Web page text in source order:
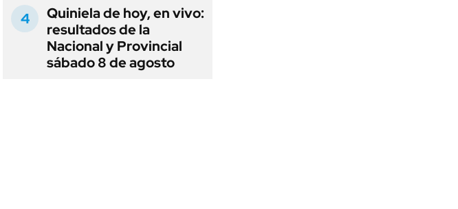
Quiniela de hoy, en vivo:
resultados de la
Nacional y Provincial
sábado 8 de agosto